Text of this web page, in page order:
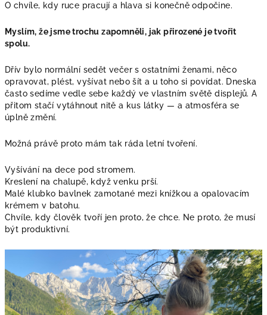
O chvíle, kdy ruce pracují a hlava si konečně odpočine.
Myslím, že jsme trochu zapomněli, jak přirozené je tvořit
spolu.
Dřív bylo normální sedět večer s ostatními ženami, něco
opravovat, plést, vyšívat nebo šít a u toho si povídat. Dneska
často sedíme vedle sebe každý ve vlastním světě displejů. A
přitom stačí vytáhnout nitě a kus látky — a atmosféra se
úplně změní.
Možná právě proto mám tak ráda letní tvoření.
Vyšívání na dece pod stromem.
Kreslení na chalupě, když venku prší.
Malé klubko bavlnek zamotané mezi knížkou a opalovacím
krémem v batohu.
Chvíle, kdy člověk tvoří jen proto, že chce. Ne proto, že musí
být produktivní.